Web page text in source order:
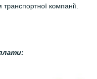
компанії.